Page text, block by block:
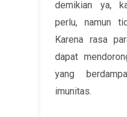
demikian ya,
perlu, namun
Karena rasa
dapat
yang
imunitas.